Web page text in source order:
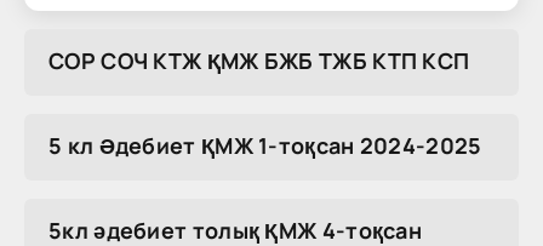
COP COЧ KTЖ ҚMЖ БЖБ TЖБ KTП KCП
5 кл Әдебиет ҚМЖ 1-тоқсан 2024-2025
5кл әдебиет толық ҚМЖ 4-тоқсан